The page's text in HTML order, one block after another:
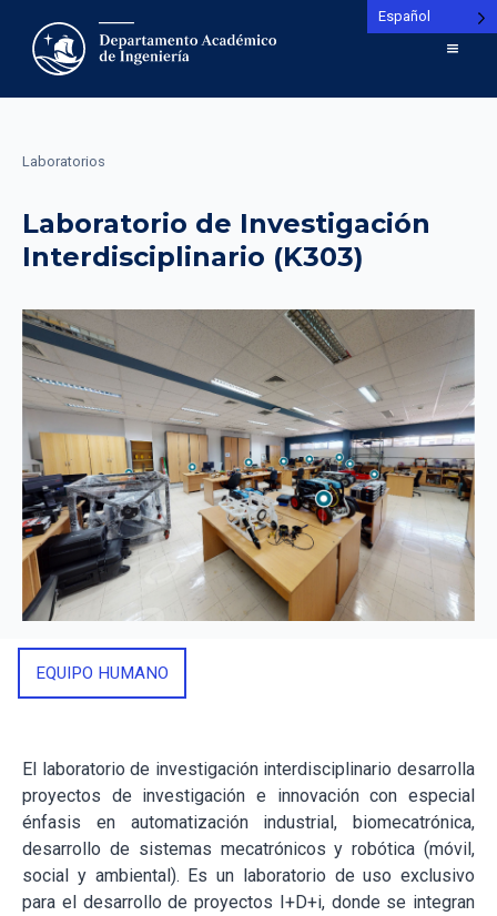
Laboratorios
Laboratorio de Investigación
Interdisciplinario (K303)
EQUIPO HUMANO
El laboratorio de investigación interdisciplinario desarrolla
proyectos de investigación e innovación con especial
énfasis en automatización industrial, biomecatrónica,
desarrollo de sistemas mecatrónicos y robótica (móvil,
social y ambiental). Es un laboratorio de uso exclusivo
para el desarrollo de proyectos I+D+i, donde se integran
Español